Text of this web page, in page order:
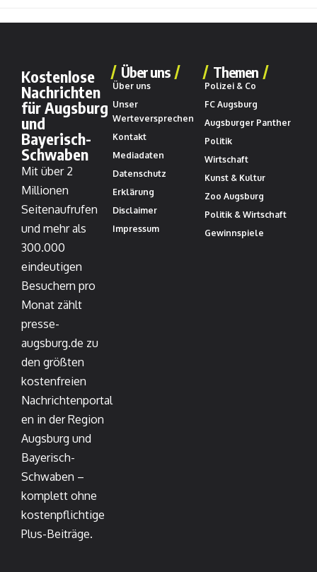
Kostenlose
Nachrichten
für Augsburg
und
Bayerisch-
Schwaben
Mit über 2
Millionen
Seitenaufrufen
und mehr als
300.000
eindeutigen
Besuchern pro
Monat zählt
presse-
augsburg.de zu
den größten
kostenfreien
Nachrichtenportal
en in der Region
Augsburg und
Bayerisch-
Schwaben –
komplett ohne
kostenpflichtige
Plus-Beiträge.
Über uns
Über uns
Unser
Werteversprechen
Kontakt
Mediadaten
Datenschutz
Erklärung
Disclaimer
Impressum
Themen
Polizei & Co
FC Augsburg
Augsburger Panther
Politik
Wirtschaft
Kunst & Kultur
Zoo Augsburg
Politik & Wirtschaft
Gewinnspiele